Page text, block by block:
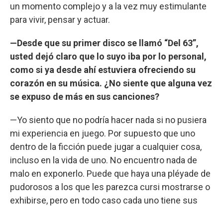
un momento complejo y a la vez muy estimulante
para vivir, pensar y actuar.
—Desde que su primer disco se llamó “Del 63”,
usted dejó claro que lo suyo iba por lo personal,
como si ya desde ahí estuviera ofreciendo su
corazón en su música. ¿No siente que alguna vez
se expuso de más en sus canciones?
—Yo siento que no podría hacer nada si no pusiera
mi experiencia en juego. Por supuesto que uno
dentro de la ficción puede jugar a cualquier cosa,
incluso en la vida de uno. No encuentro nada de
malo en exponerlo. Puede que haya una pléyade de
pudorosos a los que les parezca cursi mostrarse o
exhibirse, pero en todo caso cada uno tiene sus